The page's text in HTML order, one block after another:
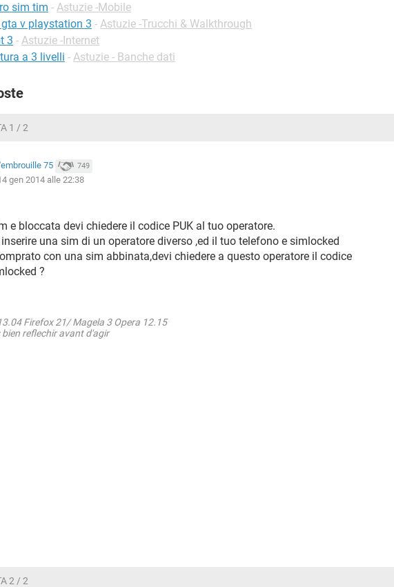
sim tim - Astuzie -Mobile
v playstation 3 - Astuzie -Trucchi & Walkthrough
3 - Astuzie -Internet
a 3 livelli - Astuzie - Banche dati
1 / 2
l'embrouille 75 749
gen 2014 alle 22:38
e bloccata devi chiedere il codice PUK al tuo operatore.
una sim di un operatore diverso ,ed il tuo telefono e simlocked
con una sim abbinata,devi chiedere a questo operatore il codice
?
Firefox 21/ Magela 3 Opera 12.15
bien reflechir avant d'agir
2 / 2